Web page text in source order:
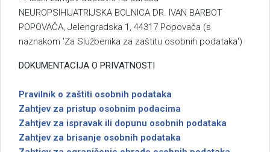
NEUROPSIHIJATRIJSKA BOLNICA DR. IVAN BARBOT
POPOVAČA, Jelengradska 1, 44317 Popovača (s
naznakom 'Za Službenika za zaštitu osobnih podataka')
DOKUMENTACIJA O PRIVATNOSTI
Pravilnik o zaštiti osobnih podataka
Zahtjev za pristup osobnim podacima
Zahtjev za ispravak ili dopunu osobnih podataka
Zahtjev za brisanje osobnih podataka